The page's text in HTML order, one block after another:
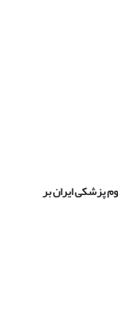
پزشکی ایران بر